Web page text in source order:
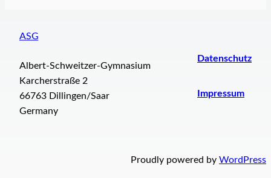
ASG
Albert-Schweitzer-Gymnasium
Karcherstraße 2
66763 Dillingen/Saar
Germany
Datenschutz
Impressum
Proudly powered by WordPress